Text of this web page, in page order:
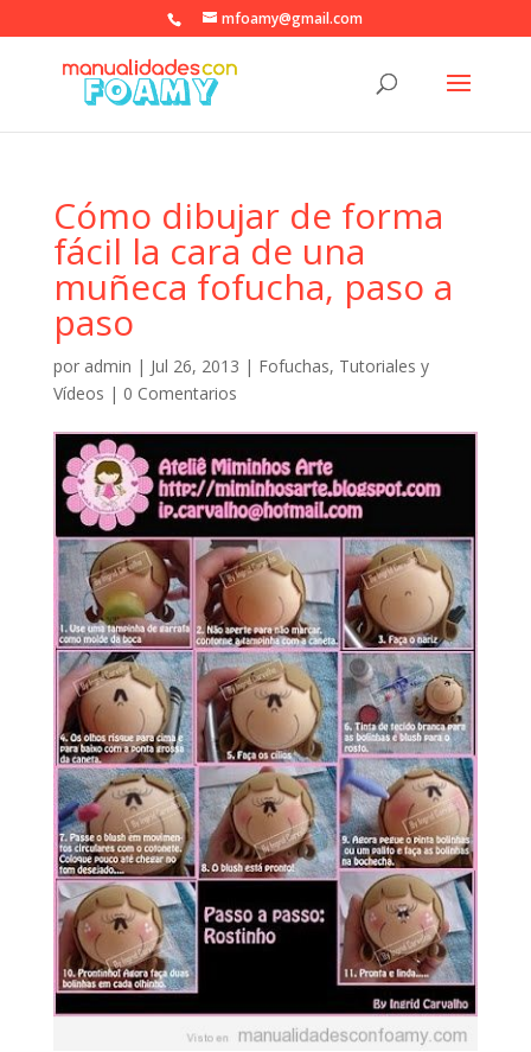
mfoamy@gmail.com
Cómo dibujar de forma
fácil la cara de una
muñeca fofucha, paso a
paso
por admin | Jul 26, 2013 | Fofuchas, Tutoriales y
Vídeos | 0 Comentarios